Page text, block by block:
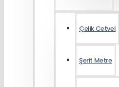
Çelik Cetvel
Şerit Metre